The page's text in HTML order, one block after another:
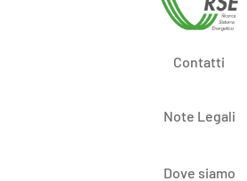
Contatti
Note Legali
Dove siamo